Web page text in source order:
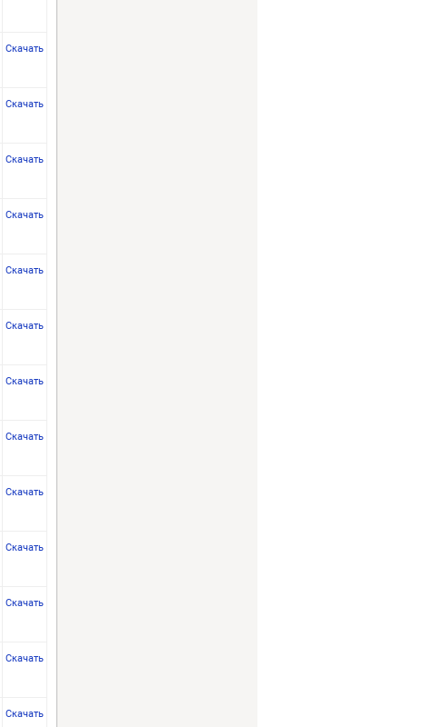
Скачать
Скачать
Скачать
Скачать
Скачать
Скачать
Скачать
Скачать
Скачать
Скачать
Скачать
Скачать
Скачать